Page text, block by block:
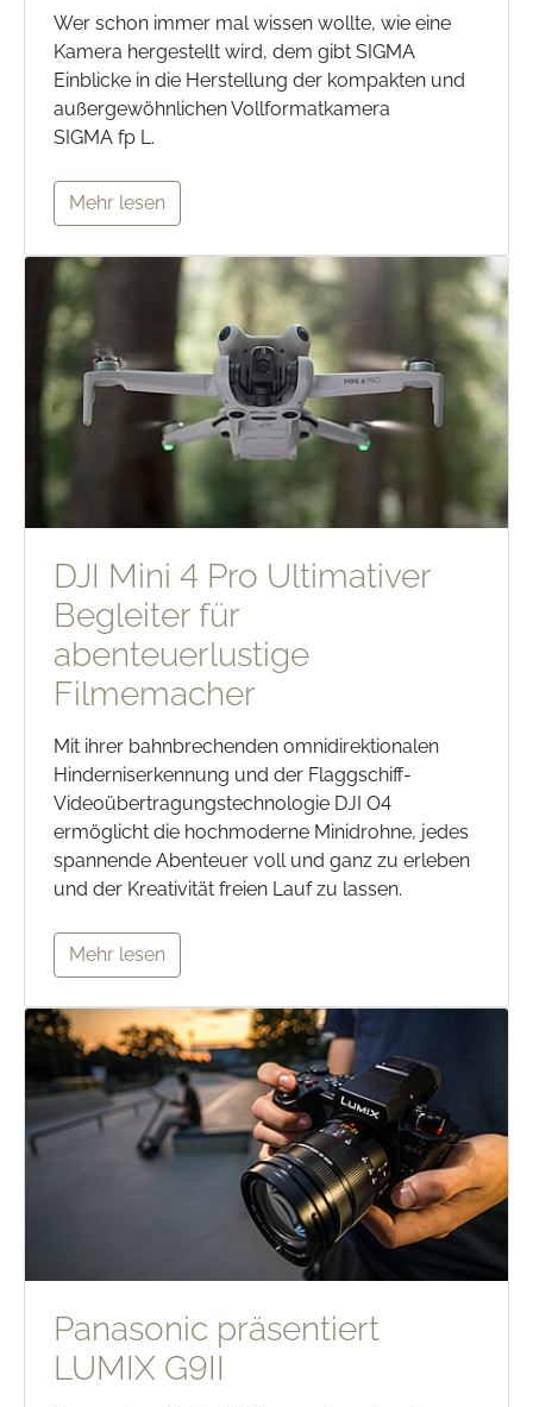
Wer schon immer mal wissen wollte, wie eine
Kamera hergestellt wird, dem gibt SIGMA
Einblicke in die Herstellung der kompakten und
außergewöhnlichen Vollformatkamera
SIGMA fp L.
Mehr lesen
DJI Mini 4 Pro Ultimativer
Begleiter für
abenteuerlustige
Filmemacher
Mit ihrer bahnbrechenden omnidirektionalen
Hinderniserkennung und der Flaggschiff-
Videoübertragungstechnologie DJI O4
ermöglicht die hochmoderne Minidrohne, jedes
spannende Abenteuer voll und ganz zu erleben
und der Kreativität freien Lauf zu lassen.
Mehr lesen
Panasonic präsentiert
LUMIX G9II